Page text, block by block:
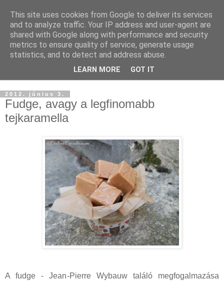
2012. június 3.
Fudge, avagy a legfinomabb
tejkaramella
A fudge - Jean-Pierre Wybauw találó megfogalmazása
This site uses cookies from Google to deliver its services
and to analyze traffic. Your IP address and user-agent are
shared with Google along with performance and security
metrics to ensure quality of service, generate usage
statistics, and to detect and address abuse.
LEARN MORE GOT IT